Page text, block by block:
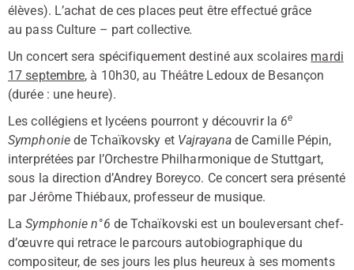
élèves). L’achat de ces places peut être effectué grâce
au pass Culture – part collective.
Un concert sera spécifiquement destiné aux scolaires mardi
17 septembre, à 10h30, au Théâtre Ledoux de Besançon
(durée : une heure).
Les collégiens et lycéens pourront y découvrir la 6e
Symphoniede Tchaïkovsky et Vajrayanade Camille Pépin,
interprétées par l’Orchestre Philharmonique de Stuttgart,
sous la direction d’Andrey Boreyco. Ce concert sera présenté
par Jérôme Thiébaux, professeur de musique.
LaSymphonie n°6 de Tchaïkovski est un bouleversant chef-
d’œuvre qui retrace le parcours autobiographique du
compositeur, de ses jours les plus heureux à ses moments